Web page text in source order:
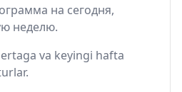
на сегодня,
неделю.
va keyingi hafta